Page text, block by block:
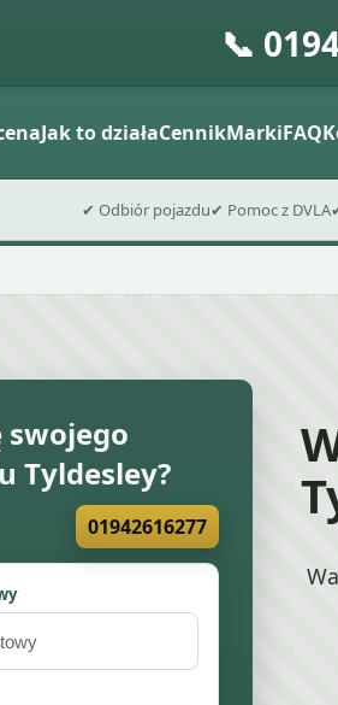
📞
Jak to działaCennikMarkiFAQ
✔ Odbiór pojazdu✔ Pomoc z DVLA
swojego
Tyldesley?
01942616277